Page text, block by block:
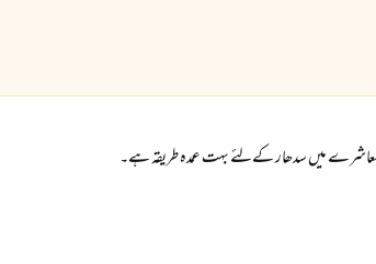
معاشرے میں سدھار کےلئے بہت عمدہ طریقہ ہے۔